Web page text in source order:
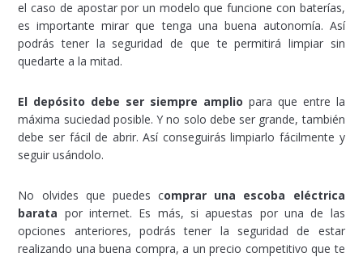
el caso de apostar por un modelo que funcione con baterías,
es importante mirar que tenga una buena autonomía. Así
podrás tener la seguridad de que te permitirá limpiar sin
quedarte a la mitad.
El depósito debe ser siempre amplio para que entre la
máxima suciedad posible. Y no solo debe ser grande, también
debe ser fácil de abrir. Así conseguirás limpiarlo fácilmente y
seguir usándolo.
No olvides que puedes comprar una escoba eléctrica
barata por internet. Es más, si apuestas por una de las
opciones anteriores, podrás tener la seguridad de estar
realizando una buena compra, a un precio competitivo que te